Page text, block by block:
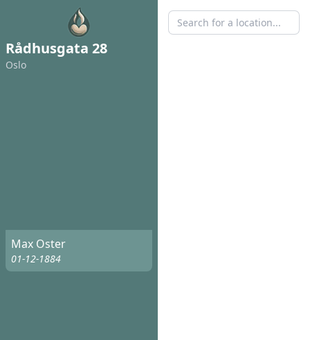
Rådhusgata 28
Oslo
Max Oster
01-12-1884